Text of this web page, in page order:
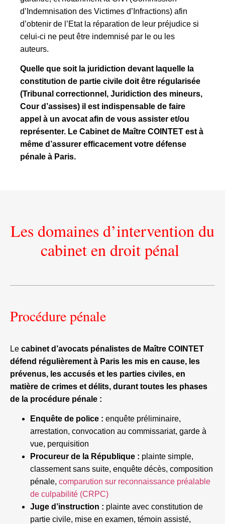
d’Indemnisation des Victimes d’Infractions) afin
d’obtenir de l’Etat la réparation de leur préjudice si
celui-ci ne peut être indemnisé par le ou les
auteurs.
Quelle que soit la juridiction devant laquelle la
constitution de partie civile doit être régularisée
(Tribunal correctionnel, Juridiction des mineurs,
Cour d’assises) il est indispensable de faire
appel à un avocat afin de vous assister et/ou
représenter. Le Cabinet de Maître COINTET est à
même d’assurer efficacement votre défense
pénale à Paris.
Les domaines d’intervention du
cabinet en droit pénal
Procédure pénale
Le cabinet d’avocats pénalistes de Maître COINTET
défend régulièrement à Paris les mis en cause, les
prévenus, les accusés et les parties civiles, en
matière de crimes et délits, durant toutes les phases
de la procédure pénale :
Enquête de police : enquête préliminaire,
arrestation, convocation au commissariat, garde à
vue, perquisition
Procureur de la République : plainte simple,
classement sans suite, enquête décès, composition
pénale, comparution sur reconnaissance préalable
de culpabilité (CRPC)
Juge d’instruction : plainte avec constitution de
partie civile, mise en examen, témoin assisté,